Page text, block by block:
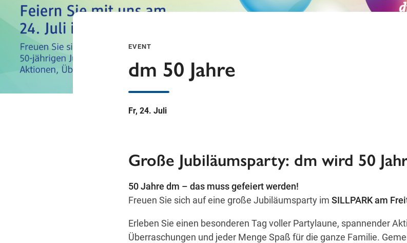
EVENT
dm 50 Jahre
Fr, 24. Juli
Große Jubiläumsparty: dm wird 50
50 Jahre dm – das muss gefeiert werden!
Freuen Sie sich auf eine große Jubiläumsparty im SILLPARK am
Erleben Sie einen besonderen Tag voller Partylaune, spannender
Überraschungen und jeder Menge Spaß für die ganze Familie.